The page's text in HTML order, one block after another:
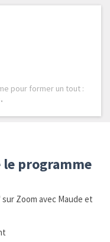
pour former un tout :
programme
Zoom avec Maude et